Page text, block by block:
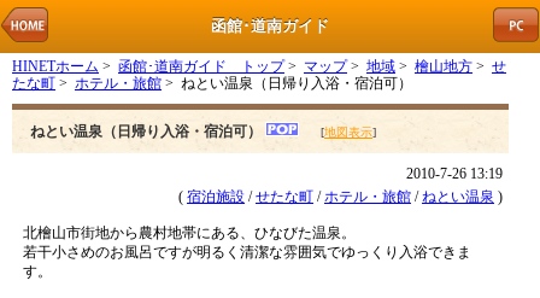
函館･道南ガイド
HINETホーム > 函館･道南ガイド トップ> マップ> 地域 > 檜山地方 > せ
たな町 > ホテル・旅館 > ねとい温泉（日帰り入浴・宿泊可）
ねとい温泉（日帰り入浴・宿泊可） [地図表示]
2010-7-26 13:19
( 宿泊施設 /せたな町 /ホテル・旅館 /ねとい温泉 )
北檜山市街地から農村地帯にある、ひなびた温泉。
若干小さめのお風呂ですが明るく清潔な雰囲気でゆっくり入浴できま
す。